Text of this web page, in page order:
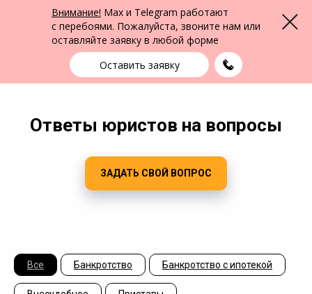
Внимание! Max и Telegram работают
с перебоями. Пожалуйста, звоните нам или
оставляйте заявку в любой форме
Оставить заявку
Меню
Юридическая помощь в Екатеринбурге
ФПК Альтернатива
Екатеринбург
выбрать город
+7 (343) 363-91-89
Ответы юристов на вопросы
ЗАДАТЬ СВОЙ ВОПРОС
Все Банкротство Банкротство с ипотекой